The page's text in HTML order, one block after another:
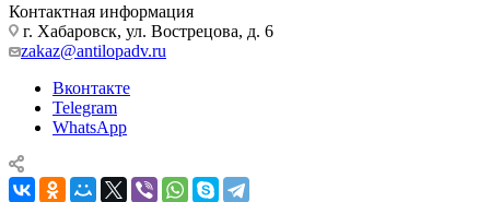
Контактная информация
г. Хабаровск, ул. Вострецова, д. 6
zakaz@antilopadv.ru
Вконтакте
Telegram
WhatsApp